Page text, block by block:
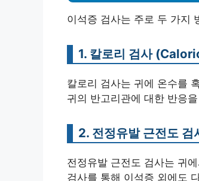
이석증 검사는 주로 두 가지
1. 칼로리 검사
칼로리 검사는 귀에 온수를
귀의 반고리관에 대한 반응
2. 전정유발 근전도
전정유발 근전도 검사는 귀
검사를 통해 이석증 외에도